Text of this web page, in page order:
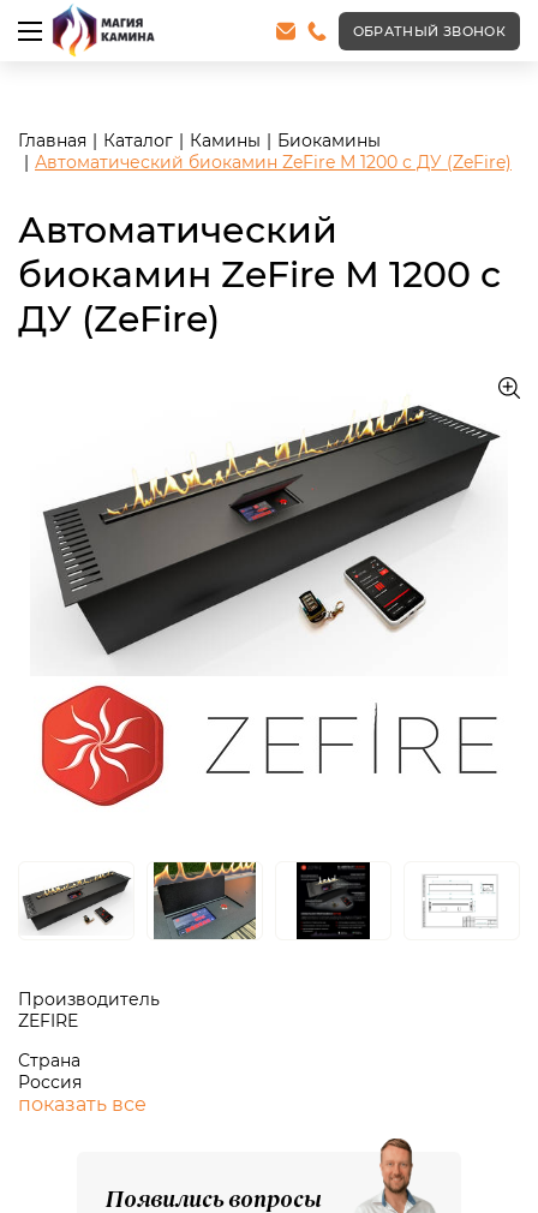
<meta name="robots" content="noindex, follow"/>
ОБРАТНЫЙ ЗВОНОК
Главная Каталог Камины
Биокамины
Автоматический биокамин ZeFire М 1200 с ДУ (ZeFire)
Автоматический
биокамин ZeFire М 1200 с
ДУ (ZeFire)
Производитель
ZEFIRE
Страна
Россия
показать все
Появились вопросы